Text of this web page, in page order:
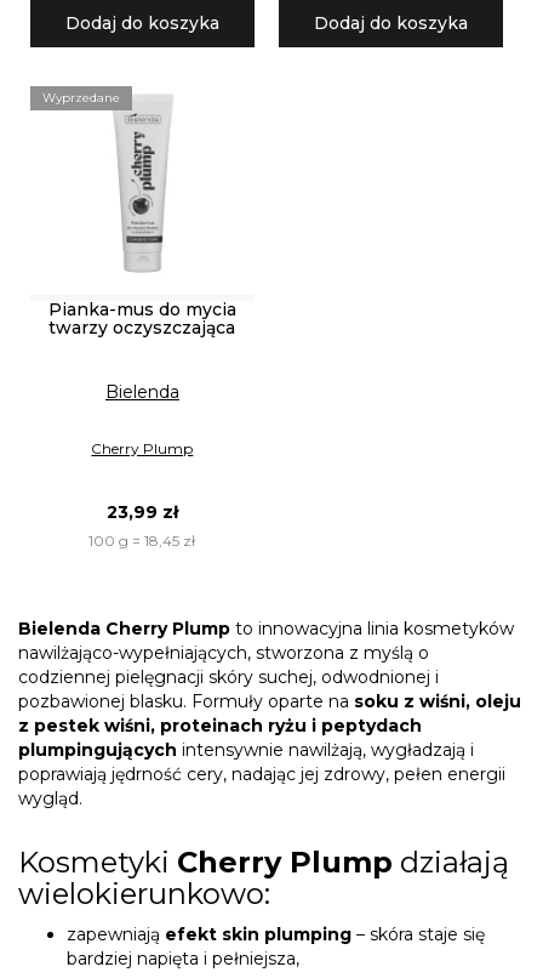
Dodaj do koszyka Dodaj do koszyka
Wyprzedane
Pianka-mus do mycia
twarzy oczyszczająca
Bielenda
Cherry Plump
23,99 zł
100 g = 18,45 zł
Bielenda Cherry Plump to innowacyjna linia kosmetyków
nawilżająco-wypełniających, stworzona z myślą o
codziennej pielęgnacji skóry suchej, odwodnionej i
pozbawionej blasku. Formuły oparte na soku z wiśni, oleju
z pestek wiśni, proteinach ryżu i peptydach
plumpingujących intensywnie nawilżają, wygładzają i
poprawiają jędrność cery, nadając jej zdrowy, pełen energii
wygląd.
Kosmetyki Cherry Plump działają
wielokierunkowo:
zapewniają efekt skin plumping – skóra staje się
bardziej napięta i pełniejsza,